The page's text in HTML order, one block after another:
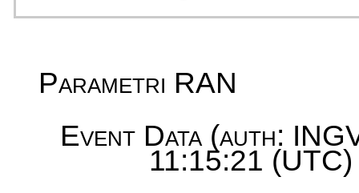
Parametri RAN
Event Data (auth:
11:15:21 (UTC)